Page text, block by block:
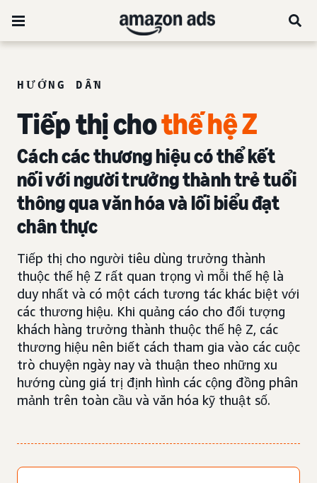
HƯỚNG DẪN
Tiếp thị chothế hệ Z
Cách các thương hiệu có thể kết
nối với người trưởng thành trẻ tuổi
thông qua văn hóa và lối biểu đạt
chân thực
Tiếp thị cho người tiêu dùng trưởng thành
thuộc thế hệ Z rất quan trọng vì mỗi thế hệ là
duy nhất và có một cách tương tác khác biệt với
các thương hiệu. Khi quảng cáo cho đối tượng
khách hàng trưởng thành thuộc thế hệ Z, các
thương hiệu nên biết cách tham gia vào các cuộc
trò chuyện ngày nay và thuận theo những xu
hướng cùng giá trị định hình các cộng đồng phân
mảnh trên toàn cầu và văn hóa kỹ thuật số.